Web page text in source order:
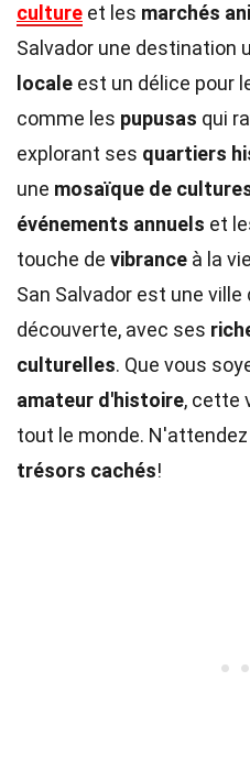
culture et les marchés
Salvador une destination
locale est un délice pour
comme les pupusas qui
explorant ses quartiers
une mosaïque de
événements annuels et
touche de vibrance à la
San Salvador est une
découverte, avec ses
culturelles. Que vous
amateur d'histoire, cette
tout le monde.
trésors cachés!